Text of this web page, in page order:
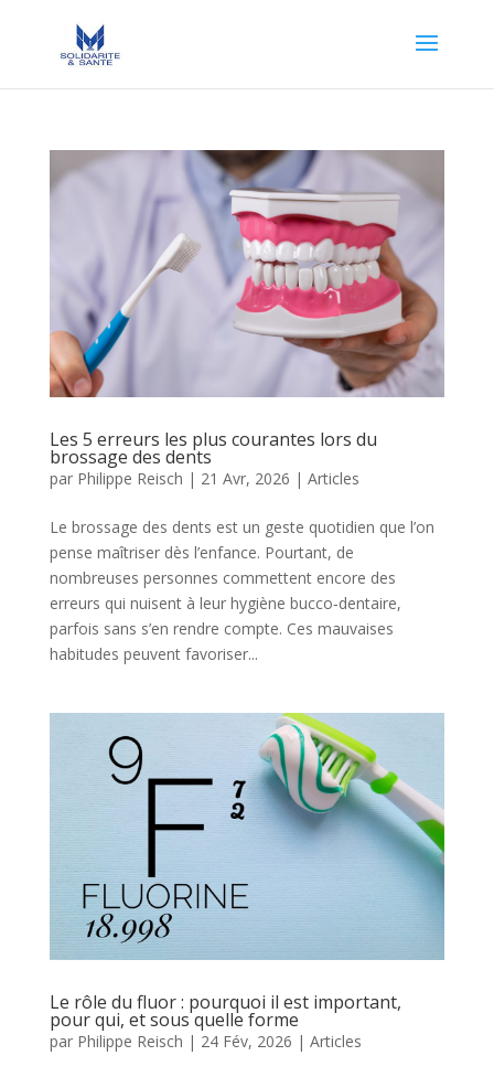
Les 5 erreurs les plus courantes lors du
brossage des dents
par Philippe Reisch | 21 Avr, 2026 | Articles
Le brossage des dents est un geste quotidien que l’on
pense maîtriser dès l’enfance. Pourtant, de
nombreuses personnes commettent encore des
erreurs qui nuisent à leur hygiène bucco‑dentaire,
parfois sans s’en rendre compte. Ces mauvaises
habitudes peuvent favoriser...
Le rôle du fluor : pourquoi il est important,
pour qui, et sous quelle forme
par Philippe Reisch | 24 Fév, 2026 | Articles